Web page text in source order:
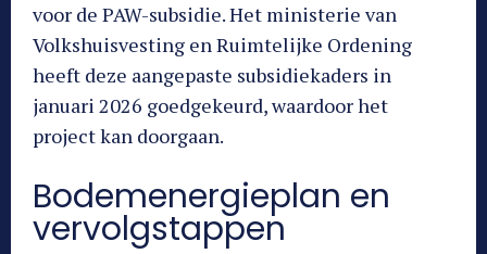
voor de PAW-subsidie. Het ministerie van
Volkshuisvesting en Ruimtelijke Ordening
heeft deze aangepaste subsidiekaders in
januari 2026 goedgekeurd, waardoor het
project kan doorgaan.
Bodemenergieplan en
vervolgstappen